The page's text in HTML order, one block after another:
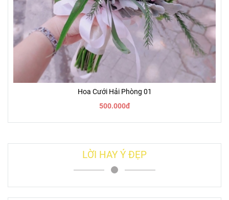
Hoa Cưới Hải Phòng 01
500.000đ
LỜI HAY Ý ĐẸP